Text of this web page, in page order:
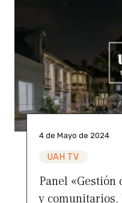
4 de Mayo de 2024
UAH TV
Panel «Gestión
y comunitarios.